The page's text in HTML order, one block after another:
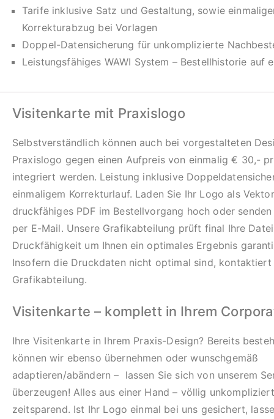
Tarife inklusive Satz und Gestaltung, sowie
Korrekturabzug bei Vorlagen
Doppel-Datensicherung für unkomplizierte
Leistungsfähiges WAWI System – Bestellhistorie auf
Visitenkarte mit Praxislogo
Selbstverständlich können auch bei vorgestalteten
Praxislogo gegen einen Aufpreis von einmalig € 30,-
integriert werden. Leistung inklusive
einmaligem Korrekturlauf. Laden Sie Ihr Logo als
druckfähiges PDF im Bestellvorgang hoch oder senden
per E-Mail. Unsere Grafikabteilung prüft final Ihre
Druckfähigkeit um Ihnen ein optimales Ergebnis
Insofern die Druckdaten nicht optimal sind, kontaktiert
Grafikabteilung.
Visitenkarte – komplett in Ihrem
Ihre Visitenkarte in Ihrem Praxis-Design? Bereits
können wir ebenso übernehmen oder wunschgemäß
adaptieren/abändern – lassen Sie sich von unserem
überzeugen! Alles aus einer Hand – völlig
zeitsparend. Ist Ihr Logo einmal bei uns gesichert,